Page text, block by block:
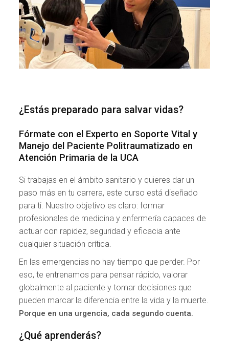
¿Estás preparado para salvar vidas?
Fórmate con el Experto en Soporte Vital y
Manejo del Paciente Politraumatizado en
Atención Primaria de la UCA
Si trabajas en el ámbito sanitario y quieres dar un
paso más en tu carrera, este curso está diseñado
para ti. Nuestro objetivo es claro: formar
profesionales de medicina y enfermería capaces de
actuar con rapidez, seguridad y eficacia ante
cualquier situación crítica.
En las emergencias no hay tiempo que perder. Por
eso, te entrenamos para pensar rápido, valorar
globalmente al paciente y tomar decisiones que
pueden marcar la diferencia entre la vida y la muerte.
Porque en una urgencia, cada segundo cuenta.
¿Qué aprenderás?